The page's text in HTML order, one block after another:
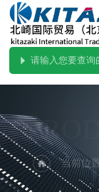
当前位